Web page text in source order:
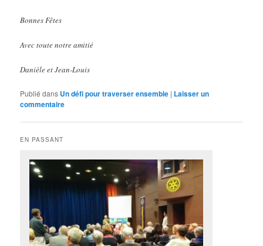
Bonnes Fêtes
Avec toute notre amitié
Danièle et Jean-Louis
Publié dans Un défi pour traverser ensemble | Laisser un
commentaire
EN PASSANT